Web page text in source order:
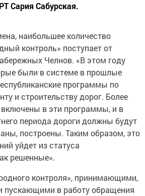
Сария Сабурская.
наибольшее количество
контроль» поступает от
Челнов. «В этом году
были в системе в прошлые
программы по
и строительству дорог. Более
в эти программы, и в
периода дороги должны будут
построены. Таким образом, это
уйдет из статуса
решенные».
контроля», принимающими,
пускающими в работу обращения